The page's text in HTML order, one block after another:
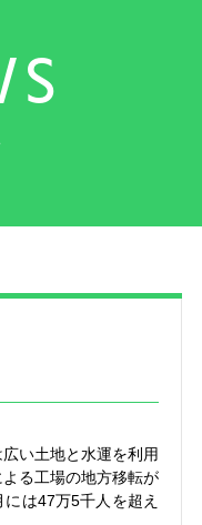
い土地と水運を利用
る工場の地方移転が
は47万5千人を超え